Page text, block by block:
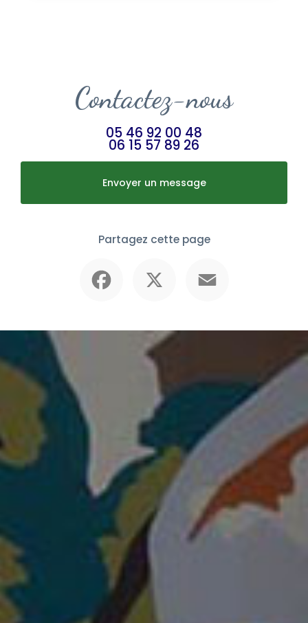
Contactez-nous
05 46 92 00 48
06 15 57 89 26
Envoyer un message
Partagez cette page